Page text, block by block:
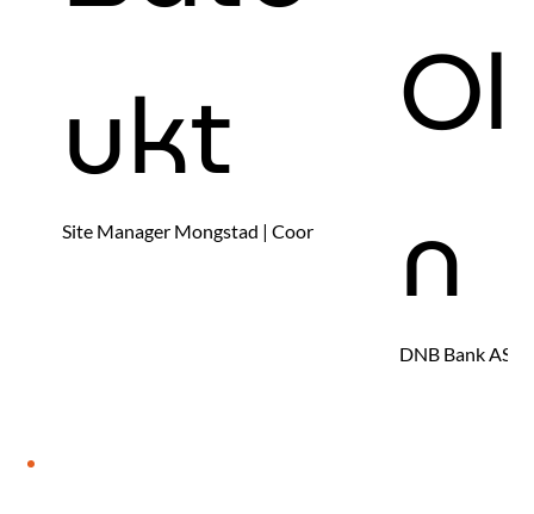
ukt
Site Manager Mongstad | Coor
n
DNB Bank ASA